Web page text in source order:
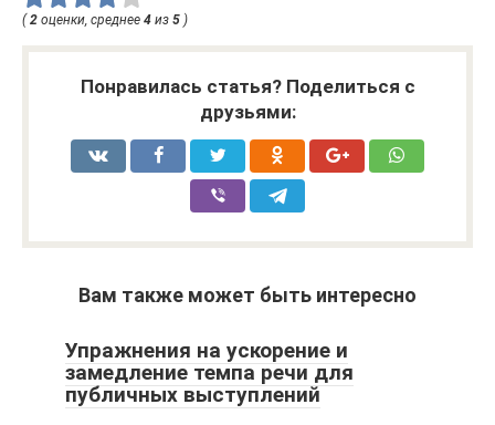
( 2 оценки, среднее 4 из 5 )
Понравилась статья? Поделиться с
друзьями:
Вам также может быть интересно
Упражнения на ускорение и
замедление темпа речи для
публичных выступлений